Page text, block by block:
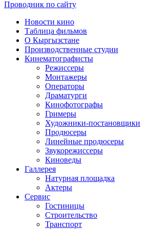
Проводник по сайту
Новости кино
Таблица фильмов
О Кыргызстане
Производственные студии
Кинематографисты
Режиссеры
Монтажеры
Операторы
Драматурги
Кинофотографы
Гримеры
Художники-постановщики
Продюсеры
Линейные продюсеры
Звукорежиссеры
Киноведы
Галлерея
Натурная площадка
Актеры
Сервис
Гостиницы
Строительство
Транспорт